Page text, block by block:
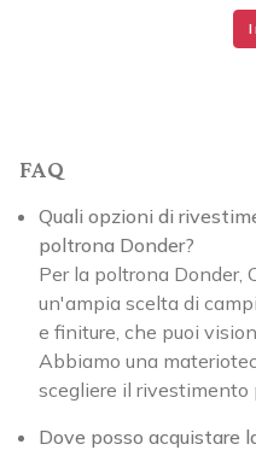
FAQ
Quali opzioni di
poltrona Donder?
Per la poltrona Donder,
un'ampia scelta di
e finiture, che puoi
Abbiamo una
scegliere il rivestimento
Dove posso acquistare